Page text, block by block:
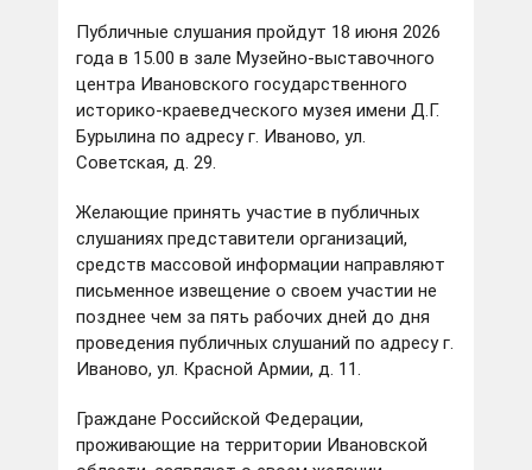
Публичные слушания пройдут 18 июня 2026
года в 15.00 в зале Музейно-выставочного
центра Ивановского государственного
историко-краеведческого музея имени Д.Г.
Бурылина по адресу г. Иваново, ул.
Советская, д. 29.
Желающие принять участие в публичных
слушаниях представители организаций,
средств массовой информации направляют
письменное извещение о своем участии не
позднее чем за пять рабочих дней до дня
проведения публичных слушаний по адресу г.
Иваново, ул. Красной Армии, д. 11.
Граждане Российской Федерации,
проживающие на территории Ивановской